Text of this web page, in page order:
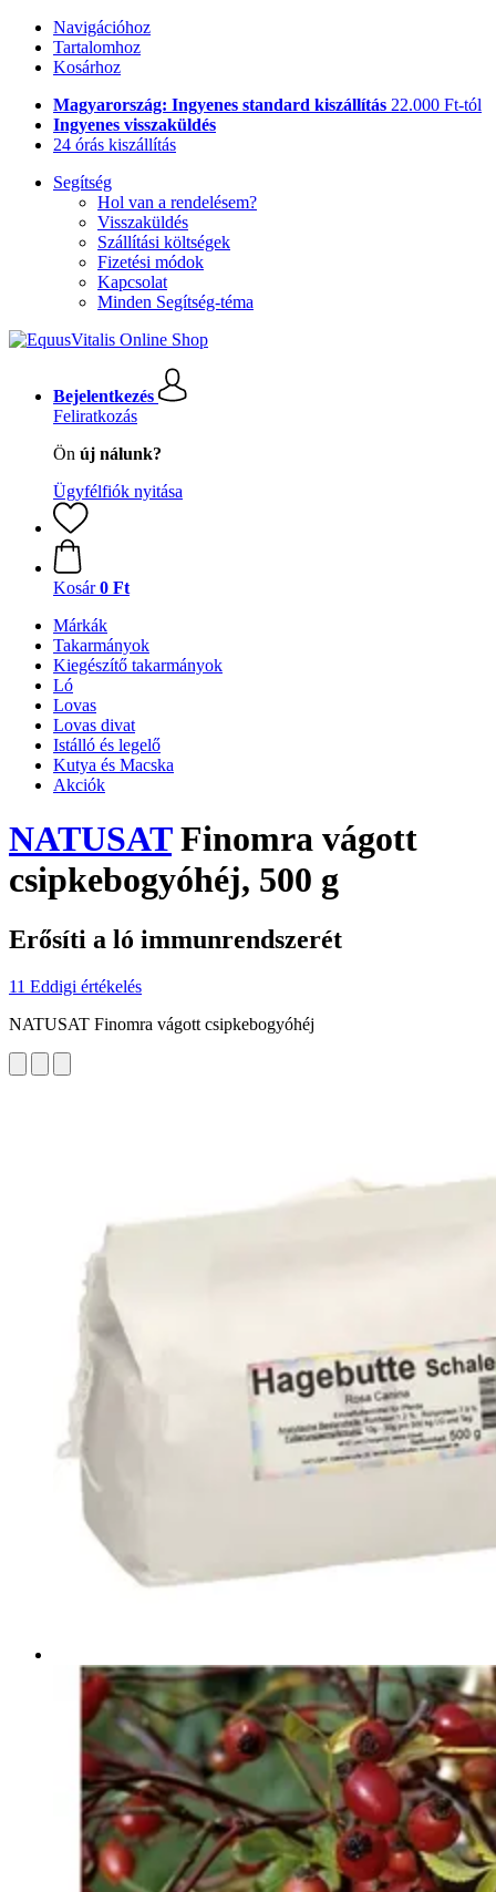
Navigációhoz
Tartalomhoz
Kosárhoz
Magyarország: Ingyenes standard kiszállítás 22.000 Ft-tól
Ingyenes visszaküldés
24 órás kiszállítás
Segítség
Hol van a rendelésem?
Visszaküldés
Szállítási költségek
Fizetési módok
Kapcsolat
Minden Segítség-téma
Bejelentkezés
Feliratkozás
Ön új nálunk?
Ügyfélfiók nyitása
Kosár 0 Ft
Márkák
Takarmányok
Kiegészítő takarmányok
Ló
Lovas
Lovas divat
Istálló és legelő
Kutya és Macska
Akciók
NATUSATFinomra vágott
csipkebogyóhéj, 500 g
Erősíti a ló immunrendszerét
11 Eddigi értékelés
NATUSAT Finomra vágott csipkebogyóhéj